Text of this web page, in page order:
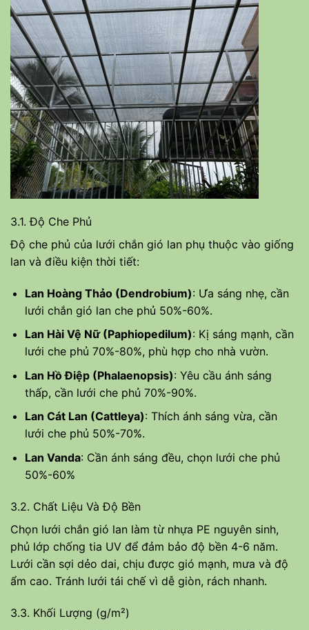
3.1. Độ Che Phủ
Độ che phủ của lưới chắn gió lan phụ thuộc vào giống
lan và điều kiện thời tiết:
Lan Hoàng Thảo (Dendrobium): Ưa sáng nhẹ, cần
lưới chắn gió lan che phủ 50%-60%.
Lan Hài Vệ Nữ (Paphiopedilum): Kị sáng mạnh, cần
lưới che phủ 70%-80%, phù hợp cho nhà vườn.
Lan Hồ Điệp (Phalaenopsis): Yêu cầu ánh sáng
thấp, cần lưới che phủ 70%-90%.
Lan Cát Lan (Cattleya): Thích ánh sáng vừa, cần
lưới che phủ 50%-70%.
Lan Vanda: Cần ánh sáng đều, chọn lưới che phủ
50%-60%
3.2. Chất Liệu Và Độ Bền
Chọn lưới chắn gió lan làm từ nhựa PE nguyên sinh,
phủ lớp chống tia UV để đảm bảo độ bền 4-6 năm.
Lưới cần sợi dẻo dai, chịu được gió mạnh, mưa và độ
ẩm cao. Tránh lưới tái chế vì dễ giòn, rách nhanh.
3.3. Khối Lượng (g/m²)